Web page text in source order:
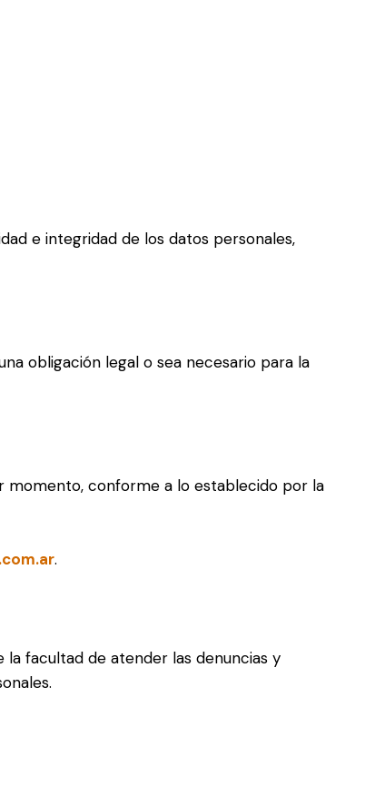
e integridad de los datos personales,
obligación legal o sea necesario para la
momento, conforme a lo establecido por la
.
facultad de atender las denuncias y